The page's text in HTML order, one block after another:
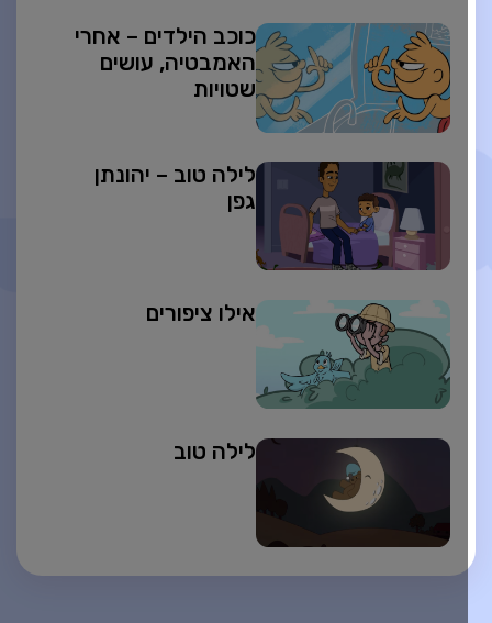
כוכב הילדים – אחרי
האמבטיה, עושים
שטויות
לילה טוב – יהונתן
גפן
אילו ציפורים
לילה טוב